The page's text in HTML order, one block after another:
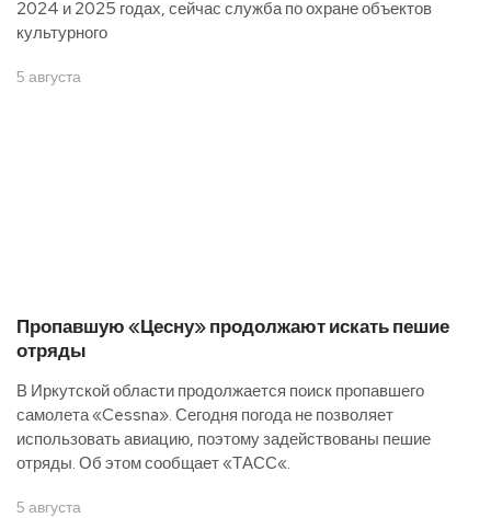
2024 и 2025 годах, сейчас служба по охране объектов
культурного
5 августа
Пропавшую «Цесну» продолжают искать пешие
отряды
В Иркутской области продолжается поиск пропавшего
самолета «Cessna». Сегодня погода не позволяет
использовать авиацию, поэтому задействованы пешие
отряды. Об этом сообщает «ТАСС«.
5 августа